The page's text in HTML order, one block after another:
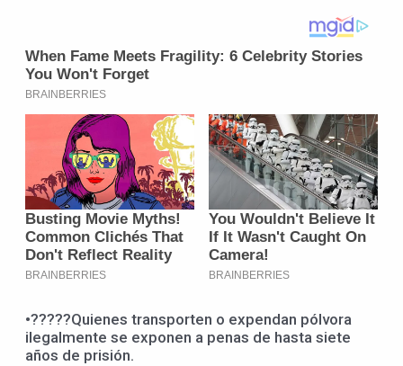
•?????Quienes transporten o expendan pólvora
ilegalmente se exponen a penas de hasta siete
años de prisión.